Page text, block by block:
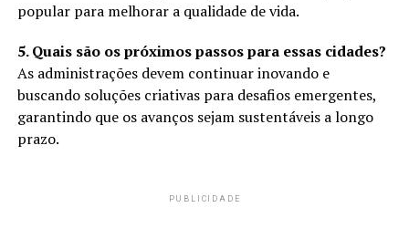
popular para melhorar a qualidade de vida.
5. Quais são os próximos passos para essas cidades?
As administrações devem continuar inovando e
buscando soluções criativas para desafios emergentes,
garantindo que os avanços sejam sustentáveis a longo
prazo.
PUBLICIDADE